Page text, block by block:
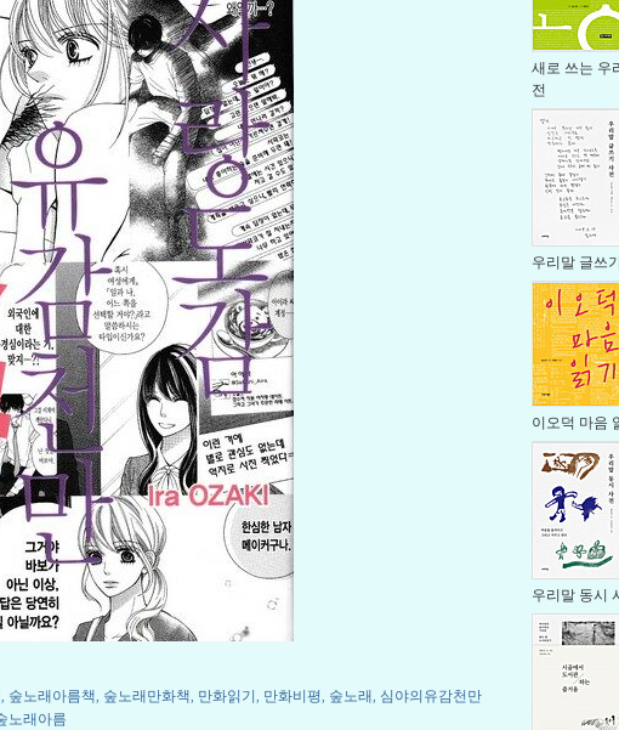
, 숲노래아름책, 숲노래만화책, 만화읽기 , 만화비평, 숲노래, 심야의유감천만
노래아름
새로 쓰는 우
전
우리말 글쓰
이오덕 마음
우리말 동시